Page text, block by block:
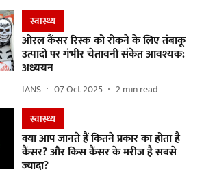
स्वास्थ्य
ओरल कैंसर रिस्क को रोकने के लिए तंबाकू
उत्पादों पर गंभीर चेतावनी संकेत आवश्यक:
अध्ययन
IANS 07 Oct 2025 2min read
स्वास्थ्य
क्या आप जानते हैं कितने प्रकार का होता है
कैंसर? और किस कैंसर के मरीज है सबसे
ज्यादा?